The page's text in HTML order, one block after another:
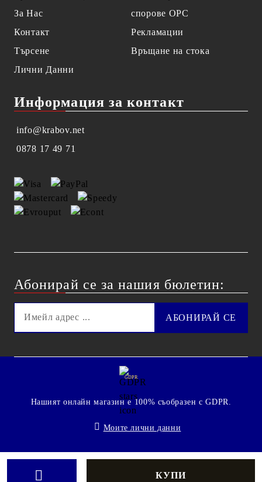
За Нас
Контакт
Търсене
Лични Данни
спорове OPC
Рекламации
Връщане на стока
Информация за контакт
info@krabov.net
0878 17 49 71
Абонирай се за нашия бюлетин:
GDPR
Нашият онлайн магазин е 100% съобразен с GDPR.
Моите лични данни